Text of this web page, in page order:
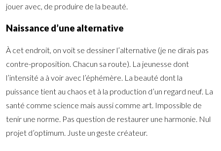
jouer avec, de produire de la beauté.
Naissance d’une alternative
À cet endroit, on voit se dessiner l’alternative (je ne dirais pas
contre-proposition. Chacun sa route). La jeunesse dont
l’intensité a à voir avec l’éphémère. La beauté dont la
puissance tient au chaos et à la production d’un regard neuf. La
santé comme science mais aussi comme art. Impossible de
tenir une norme. Pas question de restaurer une harmonie. Nul
projet d’optimum. Juste un geste créateur.